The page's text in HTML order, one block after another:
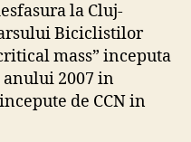
CLUJENI
la Cluj-
Biciclistilor
mass” inceputa
2007 in
de CCN in